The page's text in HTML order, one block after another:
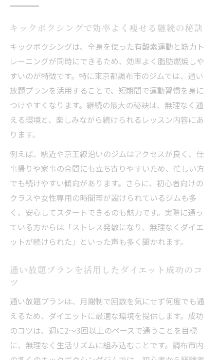
キックボクシングで効率よく痩せる継続の秘訣
キックボクシングは、全身を使った有酸素運動と筋力ト
レーニングが同時にできるため、効率よく脂肪燃焼しや
すいのが特徴です。特に東京都調布市のジムでは、通い
放題プランを活用することで、短期間で運動習慣を身に
つけやすくなります。継続の最大の秘訣は、無理なく通
える環境と、楽しみながら続けられるレッスン内容にあ
ります。
例えば、駅近や京王線沿いのジムはアクセスが良く、仕
事帰りや家事の合間にも立ち寄りやすいため、忙しい方
でも続けやすい傾向があります。さらに、初心者向けの
クラスや女性専用の時間帯が設けられているジムも多
く、安心してスタートできるのも魅力です。実際に通っ
ている方からは「ストレス発散になり、無理なくダイエ
ットが続けられた」といった声も多く聞かれます。
通い放題プランを活用したダイエット成功のコ
ツ
通い放題プランは、月謝制で回数を気にせず何度でも通
えるため、ダイエットに最適な環境を提供します。成功
のコツは、週に2～3回以上のペースで通うことを目標
に、無理なく生活リズムに組み込むことです。調布市内